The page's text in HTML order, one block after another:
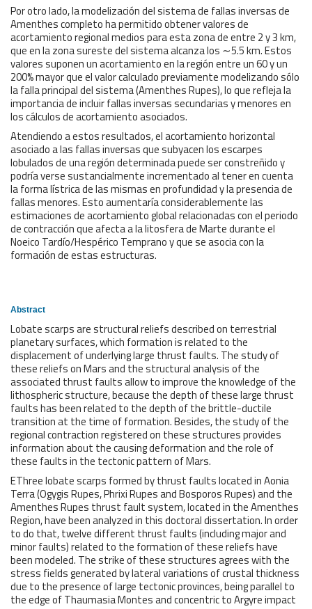
Por otro lado, la modelización del sistema de fallas inversas de
Amenthes completo ha permitido obtener valores de
acortamiento regional medios para esta zona de entre 2 y 3 km,
que en la zona sureste del sistema alcanza los ∼5.5 km. Estos
valores suponen un acortamiento en la región entre un 60 y un
200% mayor que el valor calculado previamente modelizando sólo
la falla principal del sistema (Amenthes Rupes), lo que refleja la
importancia de incluir fallas inversas secundarias y menores en
los cálculos de acortamiento asociados.
Atendiendo a estos resultados, el acortamiento horizontal
asociado a las fallas inversas que subyacen los escarpes
lobulados de una región determinada puede ser constreñido y
podría verse sustancialmente incrementado al tener en cuenta
la forma lístrica de las mismas en profundidad y la presencia de
fallas menores. Esto aumentaría considerablemente las
estimaciones de acortamiento global relacionadas con el periodo
de contracción que afecta a la litosfera de Marte durante el
Noeico Tardío/Hespérico Temprano y que se asocia con la
formación de estas estructuras.
Abstract
Lobate scarps are structural reliefs described on terrestrial
planetary surfaces, which formation is related to the
displacement of underlying large thrust faults. The study of
these reliefs on Mars and the structural analysis of the
associated thrust faults allow to improve the knowledge of the
lithospheric structure, because the depth of these large thrust
faults has been related to the depth of the brittle-ductile
transition at the time of formation. Besides, the study of the
regional contraction registered on these structures provides
information about the causing deformation and the role of
these faults in the tectonic pattern of Mars.
EThree lobate scarps formed by thrust faults located in Aonia
Terra (Ogygis Rupes, Phrixi Rupes and Bosporos Rupes) and the
Amenthes Rupes thrust fault system, located in the Amenthes
Region, have been analyzed in this doctoral dissertation. In order
to do that, twelve different thrust faults (including major and
minor faults) related to the formation of these reliefs have
been modeled. The strike of these structures agrees with the
stress fields generated by lateral variations of crustal thickness
due to the presence of large tectonic provinces, being parallel to
the edge of Thaumasia Montes and concentric to Argyre impact